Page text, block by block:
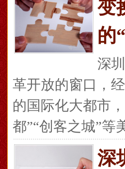
变
的
深
革开放的窗口，
的国际化大都市
都”“创客之城”等
深